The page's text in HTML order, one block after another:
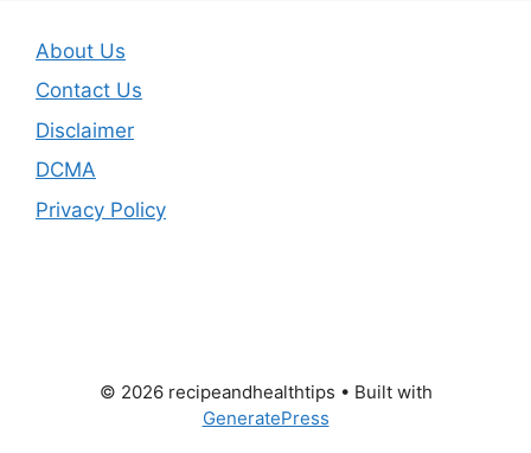
About Us
Contact Us
Disclaimer
DCMA
Privacy Policy
© 2026 recipeandhealthtips • Built with
GeneratePress